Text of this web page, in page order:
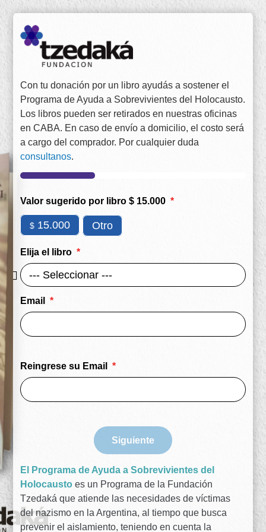
Con tu donación por un libro ayudás a sostener el
Programa de Ayuda a Sobrevivientes del Holocausto.
Los libros pueden ser retirados en nuestras oficinas
en CABA. En caso de envío a domicilio, el costo será
a cargo del comprador. Por cualquier duda
consultanos.
Valor sugerido por libro $ 15.000
$ 15.000 Otro
Elija el libro
Email
Reingrese su Email
Siguiente
El Programa de Ayuda a Sobrevivientes del
Holocausto es un Programa de la Fundación
Tzedaká que atiende las necesidades de víctimas
del nazismo en la Argentina, al tiempo que busca
prevenir el aislamiento, teniendo en cuenta la